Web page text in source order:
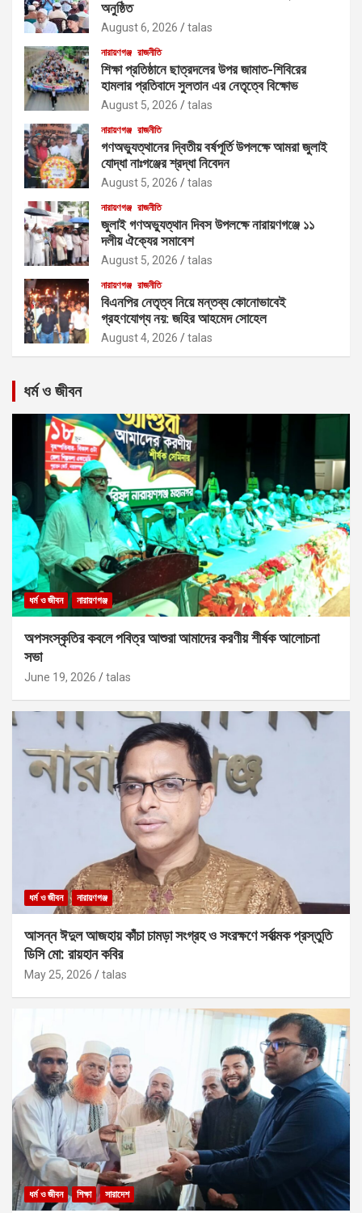
অনুষ্ঠিত
August 6, 2026 talas
নারায়ণগঞ্জ রাজনীতি
শিক্ষা প্রতিষ্ঠানে ছাত্রদলের উপর জামাত-শিবিরের
হামলার প্রতিবাদে সুলতান এর নেতৃত্বে বিক্ষোভ
August 5, 2026 talas
নারায়ণগঞ্জ রাজনীতি
গণঅভ্যুত্থানের দ্বিতীয় বর্ষপূর্তি উপলক্ষে আমরা জুলাই
যোদ্ধা নাঃগঞ্জের শ্রদ্ধা নিবেদন
August 5, 2026 talas
নারায়ণগঞ্জ রাজনীতি
জুলাই গণঅভ্যুত্থান দিবস উপলক্ষে নারায়ণগঞ্জে ১১
দলীয় ঐক্যের সমাবেশ
August 5, 2026 talas
নারায়ণগঞ্জ রাজনীতি
বিএনপির নেতৃত্ব নিয়ে মন্তব্য কোনোভাবেই
গ্রহণযোগ্য নয়: জহির আহমেদ সোহেল
August 4, 2026 talas
ধর্ম ও জীবন
ধর্ম ও জীবন নারায়ণগঞ্জ
অপসংস্কৃতির কবলে পবিত্র আশুরা আমাদের করণীয় শীর্ষক আলোচনা
সভা
June 19, 2026 talas
ধর্ম ও জীবন নারায়ণগঞ্জ
আসন্ন ঈদুল আজহায় কাঁচা চামড়া সংগ্রহ ও সংরক্ষণে সর্বাত্মক প্রস্তুতি
ডিসি মো: রায়হান কবির
May 25, 2026 talas
ধর্ম ও জীবন শিক্ষা সারাদেশ